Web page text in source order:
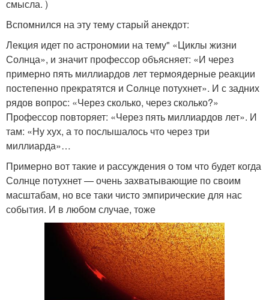
смысла. )
Вспомнился на эту тему старый анекдот:
Лекция идет по астрономии на тему" «Циклы жизни
Солнца», и значит профессор объясняет: «И через
примерно пять миллиардов лет термоядерные реакции
постепенно прекратятся и Солнце потухнет». И с задних
рядов вопрос: «Через сколько, через сколько?»
Профессор повторяет: «Через пять миллиардов лет». И
там: «Ну хух, а то послышалось что через три
миллиарда»…
Примерно вот такие и рассуждения о том что будет когда
Солнце потухнет — очень захватывающие по своим
масштабам, но все таки чисто эмпирические для нас
события. И в любом случае, тоже